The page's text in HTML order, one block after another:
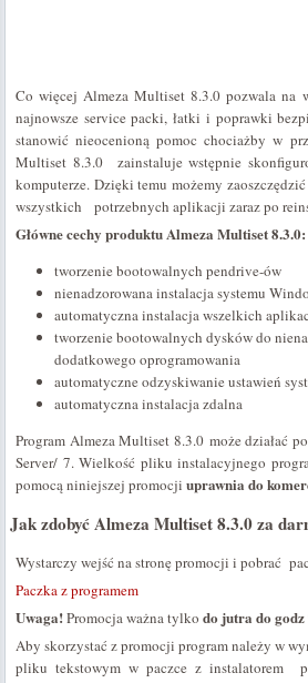
Co więcej Almeza Multiset 8.3.0 pozwala na
najnowsze service packi, łatki i poprawki
stanowić nieocenioną pomoc chociażby w
Multiset 8.3.0 zainstaluje wstępnie
komputerze. Dzięki temu możemy
wszystkich potrzebnych aplikacji zaraz po
Główne cechy produktu Almeza Multiset 8.3.0:
tworzenie bootowalnych pendrive-ów
nienadzorowana instalacja systemu
automatyczna instalacja wszelkich
tworzenie bootowalnych dysków do
dodatkowego oprogramowania
automatyczne odzyskiwanie ustawień
automatyczna instalacja zdalna
Program Almeza Multiset 8.3.0 może działać
Server/ 7. Wielkość pliku instalacyjnego
pomocą niniejszej promocji uprawnia do
Jak zdobyć Almeza Multiset 8.3.0 za
Wystarczy wejść na stronę promocji i pobrać
Paczka z programem
Uwaga!Promocja ważna tylko do jutra do
Aby skorzystać z promocji program należy w
pliku tekstowym w paczce z instalatorem